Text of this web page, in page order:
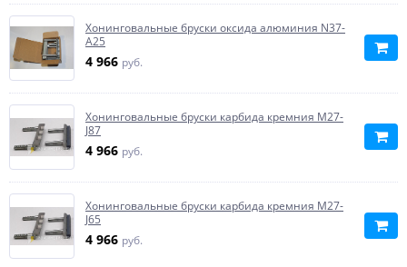
Хонинговальные бруски оксида алюминия N37-
A25
4 966 руб.
Хонинговальные бруски карбида кремния M27-
J87
4 966 руб.
Хонинговальные бруски карбида кремния M27-
J65
4 966 руб.